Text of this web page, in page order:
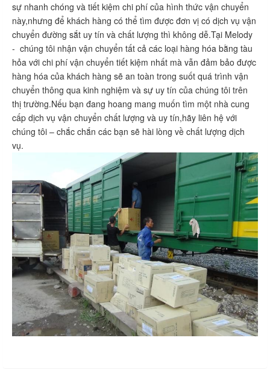
sự nhanh chóng và tiết kiệm chi phí của hình thức vận chuyển
này,nhưng để khách hàng có thể tìm được đơn vị có dịch vụ vận
chuyển đường sắt uy tín và chất lượng thì không dễ.Tại Melody
- chúng tôi nhận vận chuyển tất cả các loại hàng hóa bằng tàu
hỏa với chi phí vận chuyển tiết kiệm nhất mà vẫn đảm bảo được
hàng hóa của khách hàng sẽ an toàn trong suốt quá trình vận
chuyển thông qua kinh nghiệm và sự uy tín của chúng tôi trên
thị trường.Nếu bạn đang hoang mang muốn tìm một nhà cung
cấp dịch vụ vận chuyển chất lượng và uy tín,hãy liên hệ với
chúng tôi – chắc chắn các bạn sẽ hài lòng về chất lượng dịch
vụ.